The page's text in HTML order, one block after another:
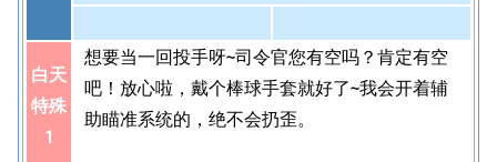
白天
特殊
1
想要当一回投手呀~司令官您有空吗？肯定有空
吧！放心啦，戴个棒球手套就好了~我会开着辅
助瞄准系统的，绝不会扔歪。